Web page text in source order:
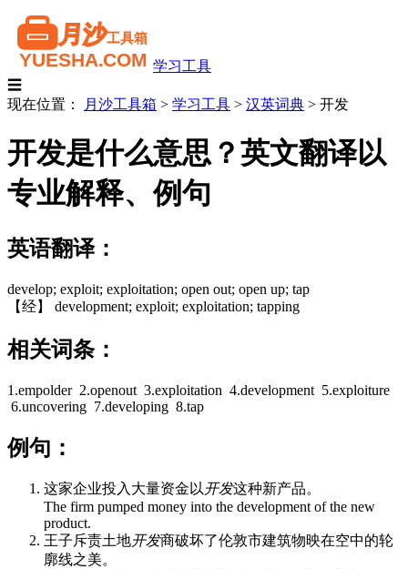
学习工具
☰
现在位置：
月沙工具箱 > 学习工具 > 汉英词典 > 开发
开发是什么意思？英文翻译以
专业解释、例句
英语翻译：
develop; exploit; exploitation; open out; open up; tap
【经】 development; exploit; exploitation; tapping
相关词条：
1.empolder 2.openout 3.exploitation 4.development 5.exploiture
6.uncovering 7.developing 8.tap
例句：
这家企业投入大量资金以开发这种新产品。
The firm pumped money into the development of the new
product.
王子斥责土地开发商破坏了伦敦市建筑物映在空中的轮
廓线之美。